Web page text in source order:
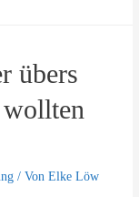
übers
/ VonElke Löw